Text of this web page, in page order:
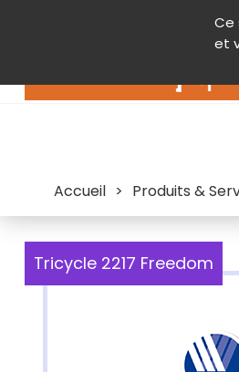
Ce
et
Contenu
Accueil > Produits &
Tricycle 2217 Freedom